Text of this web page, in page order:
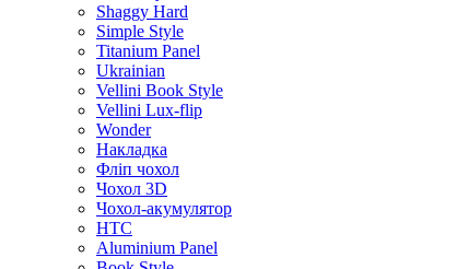
Shaggy Hard
Simple Style
Titanium Panel
Ukrainian
Vellini Book Style
Vellini Lux-flip
Wonder
Накладка
Фліп чохол
Чохол 3D
Чохол-акумулятор
HTC
Aluminium Panel